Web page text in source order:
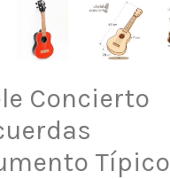
Concierto
Típico